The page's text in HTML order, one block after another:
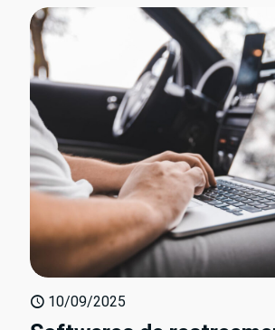
10/09/2025